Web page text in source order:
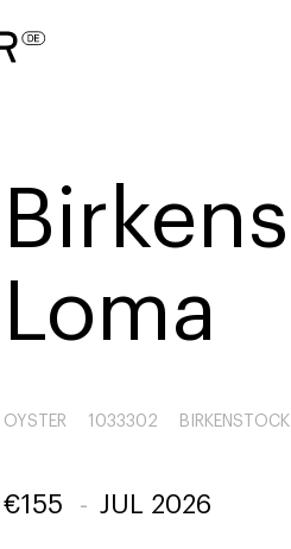
Loma
OYSTER 1033302 BIRKENSTOCK
€155 - JUL 2026